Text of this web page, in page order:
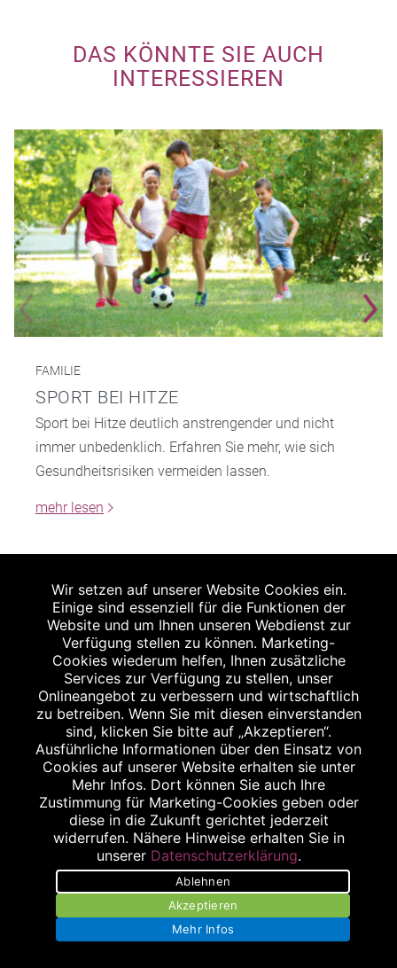
DAS KÖNNTE SIE AUCH
INTERESSIEREN
FAMILIE
SPORT BEI HITZE
Sport bei Hitze deutlich anstrengender und nicht
immer unbedenklich. Erfahren Sie mehr, wie sich
Gesundheitsrisiken vermeiden lassen.
mehr lesen
Wir setzen auf unserer Website Cookies ein.
Einige sind essenziell für die Funktionen der
Website und um Ihnen unseren Webdienst zur
Verfügung stellen zu können. Marketing-
Cookies wiederum helfen, Ihnen zusätzliche
Services zur Verfügung zu stellen, unser
Onlineangebot zu verbessern und wirtschaftlich
zu betreiben. Wenn Sie mit diesen einverstanden
sind, klicken Sie bitte auf „Akzeptieren“.
Ausführliche Informationen über den Einsatz von
Cookies auf unserer Website erhalten sie unter
Mehr Infos. Dort können Sie auch Ihre
Zustimmung für Marketing-Cookies geben oder
diese in die Zukunft gerichtet jederzeit
widerrufen. Nähere Hinweise erhalten Sie in
unserer Datenschutzerklärung.
Ablehnen
Akzeptieren
Mehr Infos